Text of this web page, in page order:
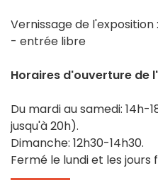
Vernissage de l'exposition
- entrée libre
Horaires d'ouverture de
Du mardi au samedi:
jusqu'à 20h).
Dimanche: 12h30-14h30.
Fermé le lundi et les jours